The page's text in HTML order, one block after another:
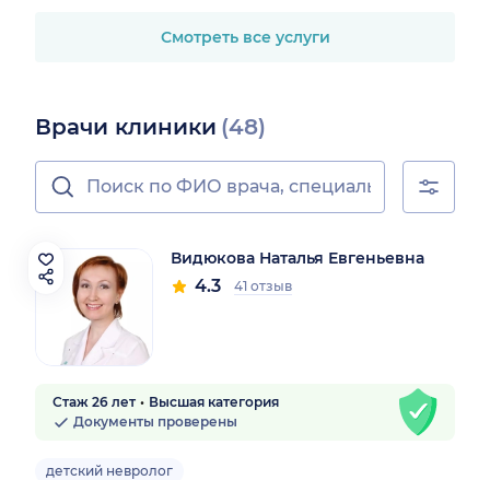
Смотреть все услуги
Врачи клиники (48)
Видюкова Наталья Евгеньевна
4.3 41 отзыв
Стаж 26 лет
Высшая категория
Документы проверены
детский невролог